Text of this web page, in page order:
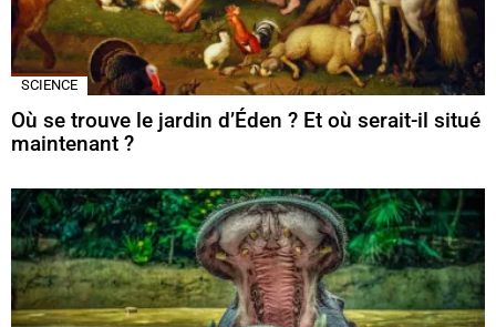
SCIENCE
Où se trouve le jardin d’Éden ? Et où serait-il situé
maintenant ?